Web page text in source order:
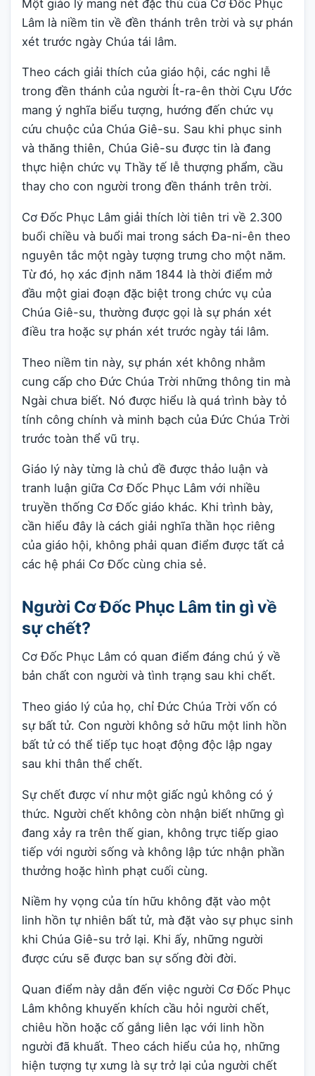
Một giáo lý mang nét đặc thù của Cơ Đốc Phục
Lâm là niềm tin về đền thánh trên trời và sự phán
xét trước ngày Chúa tái lâm.
Theo cách giải thích của giáo hội, các nghi lễ
trong đền thánh của người Ít-ra-ên thời Cựu Ước
mang ý nghĩa biểu tượng, hướng đến chức vụ
cứu chuộc của Chúa Giê-su. Sau khi phục sinh
và thăng thiên, Chúa Giê-su được tin là đang
thực hiện chức vụ Thầy tế lễ thượng phẩm, cầu
thay cho con người trong đền thánh trên trời.
Cơ Đốc Phục Lâm giải thích lời tiên tri về 2.300
buổi chiều và buổi mai trong sách Đa-ni-ên theo
nguyên tắc một ngày tượng trưng cho một năm.
Từ đó, họ xác định năm 1844 là thời điểm mở
đầu một giai đoạn đặc biệt trong chức vụ của
Chúa Giê-su, thường được gọi là sự phán xét
điều tra hoặc sự phán xét trước ngày tái lâm.
Theo niềm tin này, sự phán xét không nhằm
cung cấp cho Đức Chúa Trời những thông tin mà
Ngài chưa biết. Nó được hiểu là quá trình bày tỏ
tính công chính và minh bạch của Đức Chúa Trời
trước toàn thể vũ trụ.
Giáo lý này từng là chủ đề được thảo luận và
tranh luận giữa Cơ Đốc Phục Lâm với nhiều
truyền thống Cơ Đốc giáo khác. Khi trình bày,
cần hiểu đây là cách giải nghĩa thần học riêng
của giáo hội, không phải quan điểm được tất cả
các hệ phái Cơ Đốc cùng chia sẻ.
Người Cơ Đốc Phục Lâm tin gì về
sự chết?
Cơ Đốc Phục Lâm có quan điểm đáng chú ý về
bản chất con người và tình trạng sau khi chết.
Theo giáo lý của họ, chỉ Đức Chúa Trời vốn có
sự bất tử. Con người không sở hữu một linh hồn
bất tử có thể tiếp tục hoạt động độc lập ngay
sau khi thân thể chết.
Sự chết được ví như một giấc ngủ không có ý
thức. Người chết không còn nhận biết những gì
đang xảy ra trên thế gian, không trực tiếp giao
tiếp với người sống và không lập tức nhận phần
thưởng hoặc hình phạt cuối cùng.
Niềm hy vọng của tín hữu không đặt vào một
linh hồn tự nhiên bất tử, mà đặt vào sự phục sinh
khi Chúa Giê-su trở lại. Khi ấy, những người
được cứu sẽ được ban sự sống đời đời.
Quan điểm này dẫn đến việc người Cơ Đốc Phục
Lâm không khuyến khích cầu hỏi người chết,
chiêu hồn hoặc cố gắng liên lạc với linh hồn
người đã khuất. Theo cách hiểu của họ, những
hiện tượng tự xưng là sự trở lại của người chết